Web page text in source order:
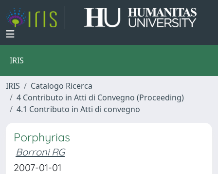
IRIS
IRIS
Catalogo Ricerca
4 Contributo in Atti di Convegno (Proceeding)
4.1 Contributo in Atti di convegno
Porphyrias
Borroni RG
2007-01-01